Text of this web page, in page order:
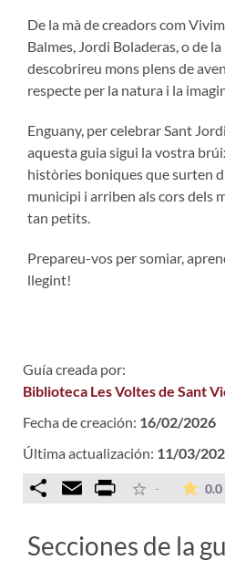
De la mà de creadors com
Balmes, Jordi Boladeras, o de
descobrireu mons plens de
respecte per la natura i la
Enguany, per celebrar Sant
aquesta guia sigui la vostra
històries boniques que surten
municipi i arriben als cors dels
tan petits.
Prepareu-vos per somiar,
llegint!
Guía creada por:
Biblioteca Les Voltes de Sant
Fecha de creación: 16/02/2026
Última actualización: 11/03/
Comparteix
Email Print - 0.0
Secciones de la